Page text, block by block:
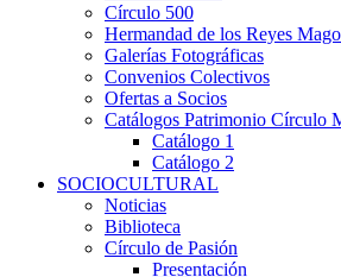
Círculo 500
Hermandad de los Reyes
Galerías Fotográficas
Convenios Colectivos
Ofertas a Socios
Catálogos Patrimonio Círculo
Catálogo 1
Catálogo 2
SOCIOCULTURAL
Noticias
Biblioteca
Círculo de Pasión
Presentación